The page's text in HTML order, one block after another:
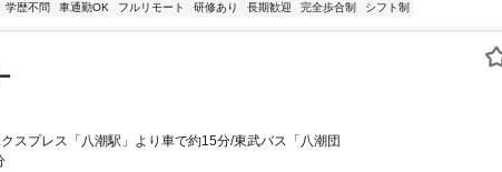
学歴不問 車通勤OK フルリモート 研修あり 長期歓迎 完全歩合制 シフト制
スプレス「八潮駅」より車で約15分/東武バス「八潮団